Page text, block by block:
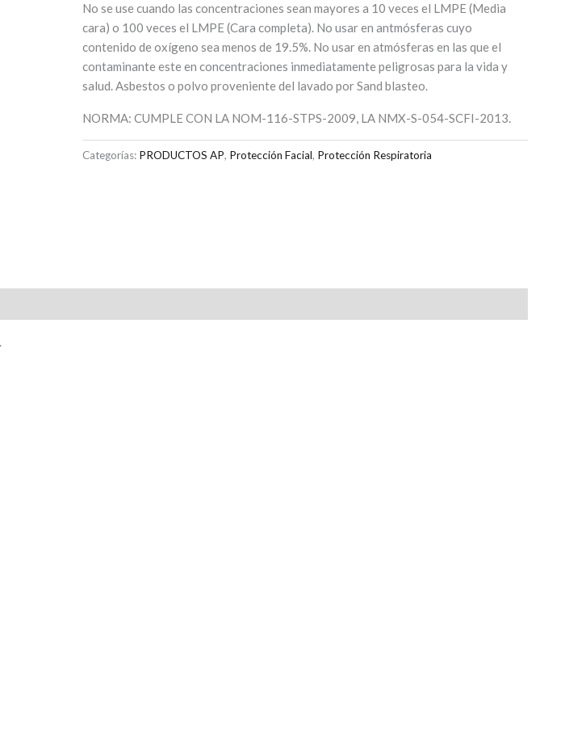
No se use cuando las concentraciones sean mayores a 10 veces el LMPE (Media
cara) o 100 veces el LMPE (Cara completa). No usar en antmósferas cuyo
contenido de oxígeno sea menos de 19.5%. No usar en atmósferas en las que el
contaminante este en concentraciones inmediatamente peligrosas para la vida y
salud. Asbestos o polvo proveniente del lavado por Sand blasteo.
NORMA: CUMPLE CON LA NOM-116-STPS-2009, LA NMX-S-054-SCFI-2013.
Categorías: PRODUCTOS AP, Protección Facial, Protección Respiratoria